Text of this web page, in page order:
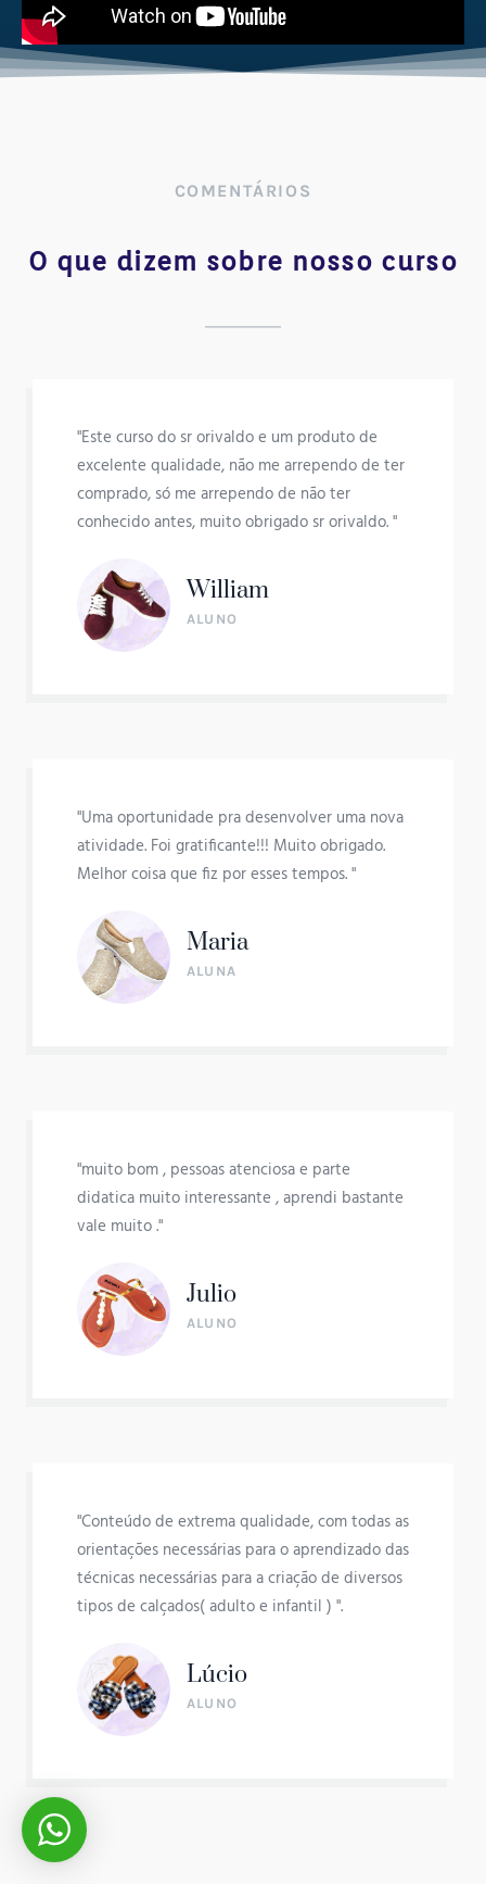
COMENTÁRIOS
O que dizem sobre nosso curso
"Este curso do sr orivaldo e um produto de
excelente qualidade, não me arrependo de ter
comprado, só me arrependo de não ter
conhecido antes, muito obrigado sr orivaldo. "
William
ALUNO
"Uma oportunidade pra desenvolver uma nova
atividade. Foi gratificante!!! Muito obrigado.
Melhor coisa que fiz por esses tempos. "
Maria
ALUNA
"muito bom , pessoas atenciosa e parte
didatica muito interessante , aprendi bastante
vale muito ."
Julio
ALUNO
"Conteúdo de extrema qualidade, com todas as
orientações necessárias para o aprendizado das
técnicas necessárias para a criação de diversos
tipos de calçados( adulto e infantil ) ".
Lúcio
ALUNO